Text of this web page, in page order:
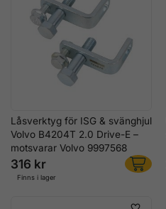
Låsverktyg för ISG & svänghjul
Volvo B4204T 2.0 Drive-E –
motsvarar Volvo 9997568
316 kr
Finns i lager